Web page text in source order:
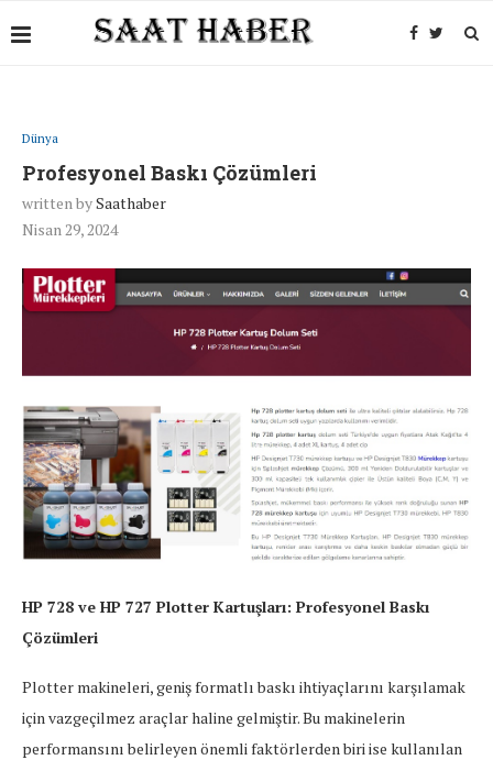
Dünya
Profesyonel Baskı Çözümleri
written bySaathaber
Nisan 29, 2024
HP 728 ve HP 727 Plotter Kartuşları: Profesyonel Baskı
Çözümleri
Plotter makineleri, geniş formatlı baskı ihtiyaçlarını karşılamak
için vazgeçilmez araçlar haline gelmiştir. Bu makinelerin
performansını belirleyen önemli faktörlerden biri ise kullanılan